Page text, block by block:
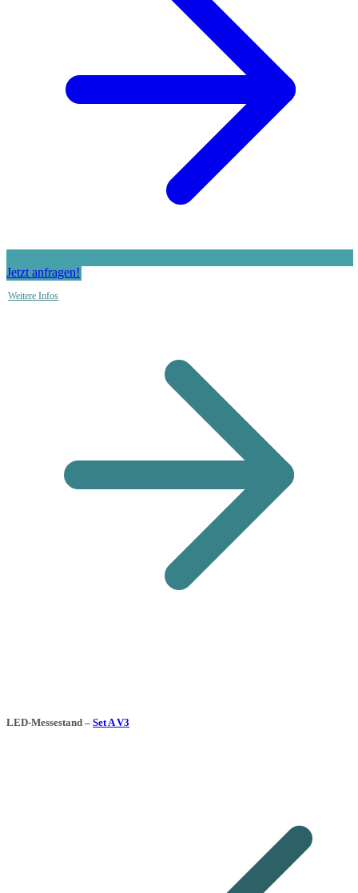
Jetzt anfragen!
Weitere Infos
LED-Messestand – Set A V3